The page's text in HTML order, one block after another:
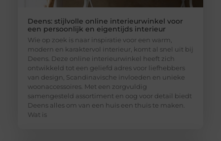
Deens: stijlvolle online interieurwinkel voor
een persoonlijk en eigentijds interieur
Wie op zoek is naar inspiratie voor een warm,
modern en karaktervol interieur, komt al snel uit bij
Deens. Deze online interieurwinkel heeft zich
ontwikkeld tot een geliefd adres voor liefhebbers
van design, Scandinavische invloeden en unieke
woonaccessoires. Met een zorgvuldig
samengesteld assortiment en oog voor detail biedt
Deens alles om van een huis een thuis te maken.
Wat is